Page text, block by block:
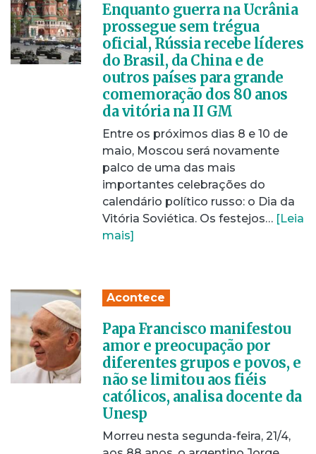
Enquanto guerra na Ucrânia
prossegue sem trégua
oficial, Rússia recebe líderes
do Brasil, da China e de
outros países para grande
comemoração dos 80 anos
da vitória na II GM
Entre os próximos dias 8 e 10 de
maio, Moscou será novamente
palco de uma das mais
importantes celebrações do
calendário político russo: o Dia da
Vitória Soviética. Os festejos… [Leia
mais]
Acontece
Papa Francisco manifestou
amor e preocupação por
diferentes grupos e povos, e
não se limitou aos fiéis
católicos, analisa docente da
Unesp
Morreu nesta segunda-feira, 21/4,